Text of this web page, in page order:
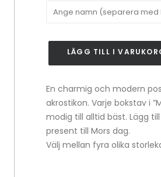
MAMMA
Poster
LÄGG TILL I
En charmig och modern
akrostikon. Varje bokstav i
modig till alltid bäst. Lägg
present till Mors dag.
Välj mellan fyra olika